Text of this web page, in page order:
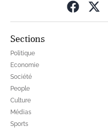
Sections
Politique
Economie
Société
People
Culture
Médias
Sports